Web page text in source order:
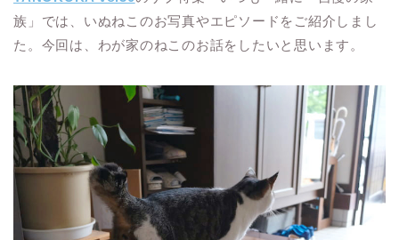
族」では、いぬねこのお写真やエピソードをご紹介しまし
た。今回は、わが家のねこのお話をしたいと思います。